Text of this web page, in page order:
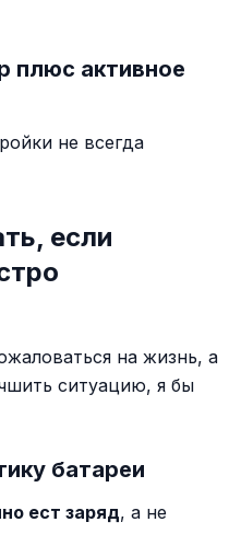
плюс активное
не всегда
если
на жизнь, а
ситуацию, я бы
батареи
ест заряд, а не